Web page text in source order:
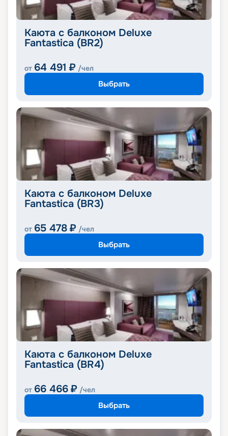
Каюта с балконом Deluxe
Fantastica (BR2)
от 64 491 ₽ /чел
Выбрать
Каюта с балконом Deluxe
Fantastica (BR3)
от 65 478 ₽ /чел
Выбрать
Каюта с балконом Deluxe
Fantastica (BR4)
от 66 466 ₽ /чел
Выбрать